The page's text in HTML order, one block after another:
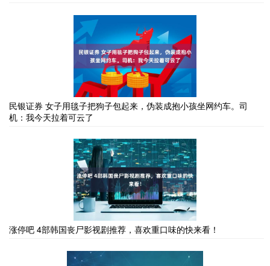
民银证券 女子用毯子把狗子包起来，伪装成抱小孩坐网约车。司
机：我今天拉着可云了
涨停吧 4部韩国丧尸影视剧推荐，喜欢重口味的快来看！